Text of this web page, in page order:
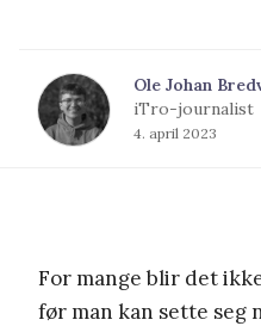
Ole Johan
iTro-journalist
4. april 2023
For mange blir det
før man kan sette seg